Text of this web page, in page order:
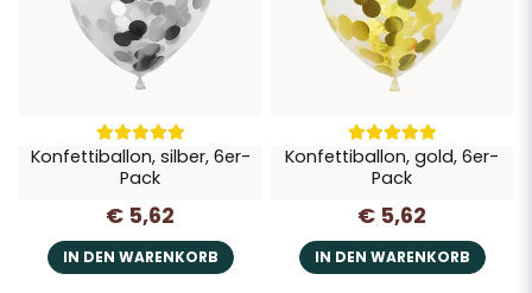
Konfettiballon, silber, 6er-
Pack
€ 5,62
IN DEN WARENKORB
Konfettiballon, gold, 6er-
Pack
€ 5,62
IN DEN WARENKORB